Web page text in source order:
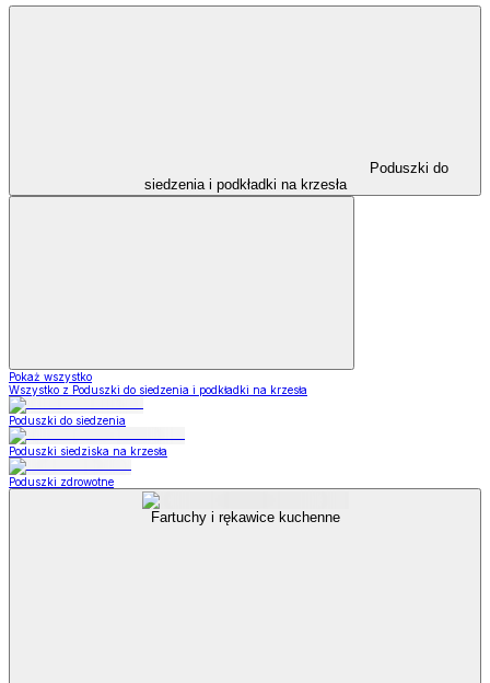
Poduszki do
siedzenia i podkładki na krzesła
Pokaż wszystko
Wszystko z Poduszki do siedzenia i podkładki na krzesła
Poduszki do siedzenia
Poduszki siedziska na krzesła
Poduszki zdrowotne
Fartuchy i rękawice kuchenne